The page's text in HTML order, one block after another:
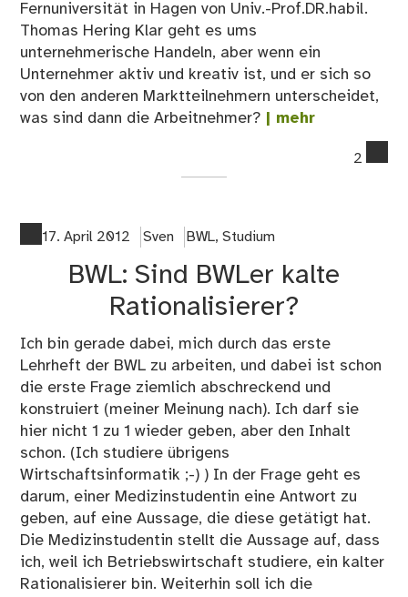
Fernuniversität in Hagen von Univ.-Prof.DR.habil.
Thomas Hering Klar geht es ums
unternehmerische Handeln, aber wenn ein
Unternehmer aktiv und kreativ ist, und er sich so
von den anderen Marktteilnehmern unterscheidet,
was sind dann die Arbeitnehmer? | mehr
2
17. April 2012 Sven BWL, Studium
BWL: Sind BWLer kalte
Rationalisierer?
Ich bin gerade dabei, mich durch das erste
Lehrheft der BWL zu arbeiten, und dabei ist schon
die erste Frage ziemlich abschreckend und
konstruiert (meiner Meinung nach). Ich darf sie
hier nicht 1 zu 1 wieder geben, aber den Inhalt
schon. (Ich studiere übrigens
Wirtschaftsinformatik ;-) ) In der Frage geht es
darum, einer Medizinstudentin eine Antwort zu
geben, auf eine Aussage, die diese getätigt hat.
Die Medizinstudentin stellt die Aussage auf, dass
ich, weil ich Betriebswirtschaft studiere, ein kalter
Rationalisierer bin. Weiterhin soll ich die